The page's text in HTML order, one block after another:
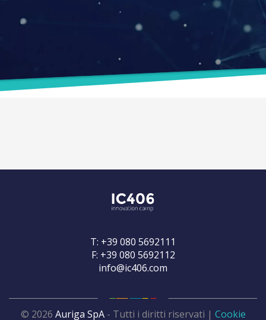
T: +39 080 5692111
F: +39 080 5692112
info@ic406.com
© 2026 Auriga SpA- Tutti i diritti riservati | Cookie